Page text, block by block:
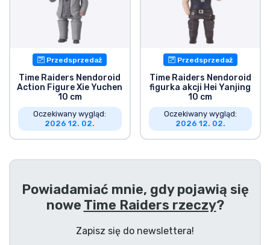
Przedsprzedaż
Time Raiders Nendoroid
Action Figure Xie Yuchen
10 cm
Oczekiwany wygląd:
2026 12. 02.
Przedsprzedaż
Time Raiders Nendoroid
figurka akcji Hei Yanjing
10 cm
Oczekiwany wygląd:
2026 12. 02.
Powiadamiać mnie, gdy pojawią się
nowe Time Raiders rzeczy?
Zapisz się do newslettera!
Wysyłka i płatność
Rzeczy seryjne
Rzeczy filmowe
Wspaniałe rzeczy
Rzeczy dla graczy
Rzeczy sportowe